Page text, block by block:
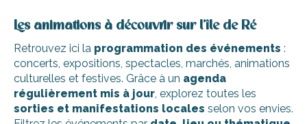
Les animations à découvrir sur l’île de Ré
Retrouvez ici la programmation des événements :
concerts, expositions, spectacles, marchés, animations
culturelles et festives. Grâce à un agenda
régulièrement mis à jour, explorez toutes les
sorties et manifestations locales selon vos envies.